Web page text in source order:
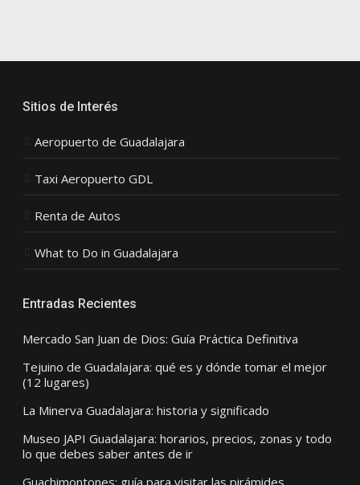
Sitios de Interés
Aeropuerto de Guadalajara
Taxi Aeropuerto GDL
Renta de Autos
What to Do in Guadalajara
Entradas Recientes
Mercado San Juan de Dios: Guía Práctica Definitiva
Tejuino de Guadalajara: qué es y dónde tomar el mejor
(12 lugares)
La Minerva Guadalajara: historia y significado
Museo JAPI Guadalajara: horarios, precios, zonas y todo
lo que debes saber antes de ir